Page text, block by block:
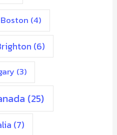
Boston (4)
(6)
(3)
(25)
(7)